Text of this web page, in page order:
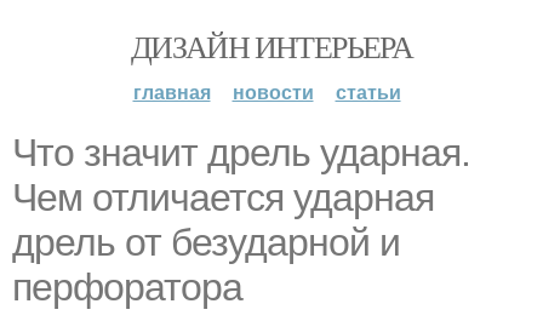
ДИЗАЙН ИНТЕРЬЕРА
главная новости статьи
Что значит дрель ударная.
Чем отличается ударная
дрель от безударной и
перфоратора